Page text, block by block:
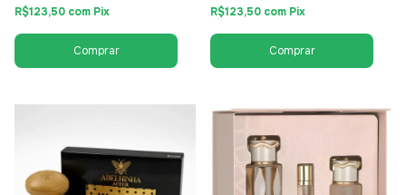
R$123,50 com Pix R$123,50 com Pix